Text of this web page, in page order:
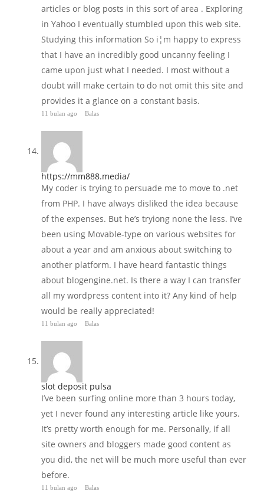
articles or blog posts in this sort of area . Exploring
in Yahoo I eventually stumbled upon this web site.
Studying this information So i¦m happy to express
that I have an incredibly good uncanny feeling I
came upon just what I needed. I most without a
doubt will make certain to do not omit this site and
provides it a glance on a constant basis.
11 bulan ago Balas
https://mm888.media/
My coder is trying to persuade me to move to .net
from PHP. I have always disliked the idea because
of the expenses. But he’s tryiong none the less. I’ve
been using Movable-type on various websites for
about a year and am anxious about switching to
another platform. I have heard fantastic things
about blogengine.net. Is there a way I can transfer
all my wordpress content into it? Any kind of help
would be really appreciated!
11 bulan ago Balas
slot deposit pulsa
I’ve been surfing online more than 3 hours today,
yet I never found any interesting article like yours.
It’s pretty worth enough for me. Personally, if all
site owners and bloggers made good content as
you did, the net will be much more useful than ever
before.
11 bulan ago Balas